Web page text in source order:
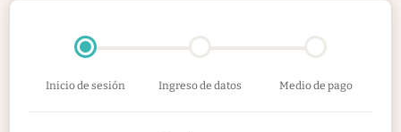
Inicio de sesión Ingreso de datos Medio de pago